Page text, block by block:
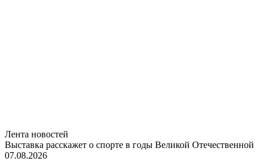
Лента новостей
Выставка расскажет о спорте в годы Великой Отечественной
07.08.2026